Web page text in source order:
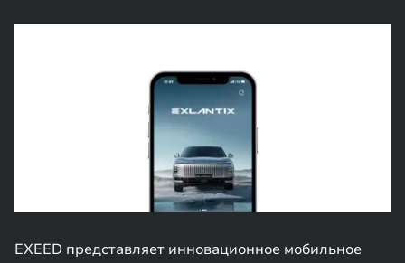
EXEED представляет инновационное мобильное